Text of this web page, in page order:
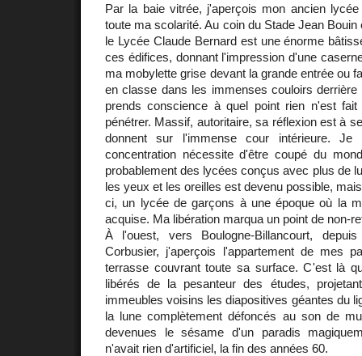
Par la baie vitrée, j'aperçois mon ancien
toute ma scolarité. Au coin du Stade Jean
le Lycée Claude Bernard est une énorme
ces édifices, donnant l'impression d'une
ma mobylette grise devant la grande entrée ou
en classe dans les immenses couloirs
prends conscience à quel point rien n'est
pénétrer. Massif, autoritaire, sa réflexion est à
donnent sur l'immense cour intérieure.
concentration nécessite d'être coupé du
probablement des lycées conçus avec plus de
les yeux et les oreilles est devenu possible,
ci, un lycée de garçons à une époque où la
acquise. Ma libération marqua un point de non-
À l'ouest, vers Boulogne-Billancourt,
Corbusier, j'aperçois l'appartement de mes
terrasse couvrant toute sa surface. C'est là
libérés de la pesanteur des études,
immeubles voisins les diapositives géantes du
la lune complètement défoncés au son de
devenues le sésame d'un paradis
n'avait rien d'artificiel, la fin des années 60.